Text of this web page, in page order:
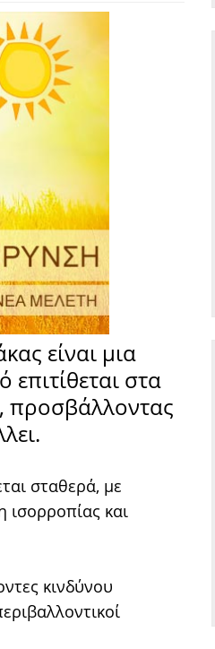
είναι μια
στα
προσβάλλοντας
σταθερά, με
και
κινδύνου